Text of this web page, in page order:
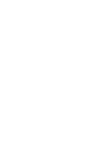
מאירוע
שתשתפו
צמיחה
פנימית